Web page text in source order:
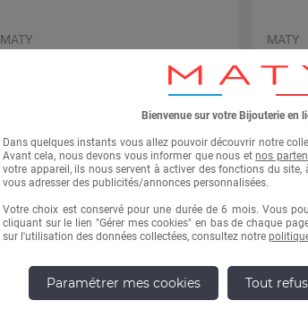
MATY
granaten rhodolieten roze topazen
695 €
MATY
Bienvenue sur votre Bijouterie en
Dans quelques instants vous allez pouvoir découvrir notre
Avant cela, nous devons vous informer que nous etnos
votre appareil, ils nous servent à activer des fonctions du
vous adresser des publicités/annonces personnalisées.
Votre choix est conservé pour une durée de 6 mois. Vous
cliquant sur le lien "Gérer mes cookies" en bas de chaque
sur l'utilisation des données collectées, consultez notre
Paramétrer mes cookies Tout